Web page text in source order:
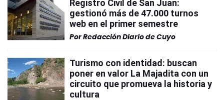
Registro Civil de San Juan:
gestionó más de 47.000 turnos
web en el primer semestre
PorRedacción Diario de Cuyo
Turismo con identidad: buscan
poner en valor La Majadita con un
circuito que promueva la historia y
cultura